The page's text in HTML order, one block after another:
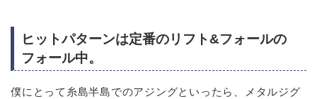
ヒットパターンは定番のリフト&フォールの
フォール中。
僕にとって糸島半島でのアジングといったら、メタルジグ